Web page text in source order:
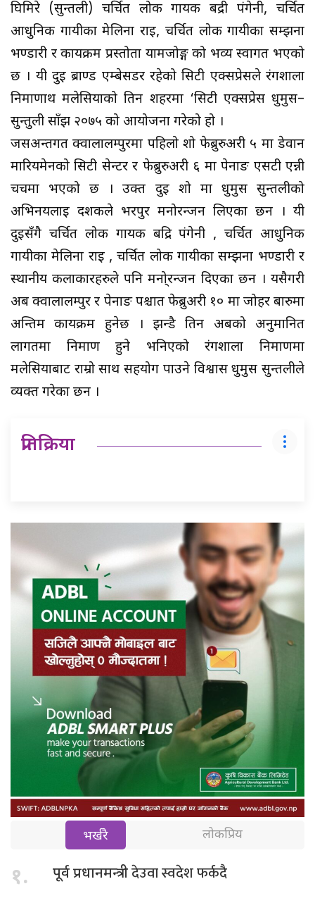
घिमिरे (सुन्तली) चर्चित लोक गायक बद्री पंगेनी, चर्चित
आधुनिक गायीका मेलिना राई, चर्चित लोक गायीका सम्झना
भण्डारी र कार्यक्रम प्रस्तोता यामजोङ्ग को भव्य स्वागत भएको
छ । यी दुई ब्राण्ड एम्बेसडर रहेको सिटी एक्सप्रेसले रंगशाला
निर्माणार्थ मलेसियाको तिन शहरमा ‘सिटी एक्सप्रेस धुर्मुस–
सुन्तुली साँझ २०७५ को आयोजना गरेको हो ।
जसअन्तर्गत क्वालालम्पुरमा पहिलो शो फेब्रुरुअरी ५ मा डेवान
मारियमेनको सिटी सेन्टर र फेब्रुरुअरी ६ मा पेनाङ एसटी एन्नी
चर्चमा भएको छ । उक्त दुई शो मा धुर्मुस सुन्तलीको
अभिनयलाई दर्शकले भरपुर मनोरन्जन लिएका छन । यी
दुईसँगै चर्चित लोक गायक बद्रि पंगेनी , चर्चित आधुनिक
गायीका मेलिना राइ , चर्चित लोक गायीका सम्झना भण्डारी र
स्थानीय कलाकारहरुले पनि मनो्रन्जन दिएका छन । यसैगरी
अब क्वालालम्पुर र पेनाङ पश्चात फेब्रुअरी १० मा जोहर बारुमा
अन्तिम कार्यक्रम हुनेछ । झन्डै तिन अर्बको अनुमानित
लागतमा निर्माण हुने भनिएको रंगशाला निर्माणमा
मलेसियाबाट राम्रो साथ सहयोग पाउने विश्वास धुर्मुस सुन्तलीले
व्यक्त गरेका छन ।
प्रतिक्रिया
भर्खरै लोकप्रिय
१. पूर्व प्रधानमन्त्रीदेउवा स्वदेश फर्कदै